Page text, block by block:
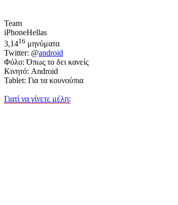
Team
iPhoneHellas
3,1416 μηνύματα
Twitter: @android
Φύλο: Όπως το δει κανείς
Κινητό: Android
Tablet: Για τα κουνούπια
Γιατί να γίνετε μέλη;